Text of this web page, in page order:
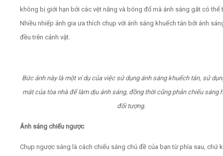
không bị giới hạn bởi các vệt nắng và bóng đổ mà ánh sáng gắt có thể
Nhiều nhiếp ảnh gia ưa thích chụp với ánh sáng khuếch tán bởi ánh
đều trên cảnh vật.
Bức ảnh này là một ví dụ của việc sử dụng ánh sáng khuếch tán, sử
mát của tòa nhà để làm dịu ánh sáng, đồng thời cũng phản chiếu sáng
đối tượng.
Ánh sáng chiếu ngược
Chụp ngược sáng là cách chiếu sáng chủ đề của bạn từ phía sau, chứ